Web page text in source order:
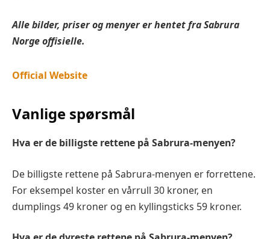
Alle bilder, priser og menyer er hentet fra Sabrura
Norge offisielle.
Official Website
Vanlige spørsmål
Hva er de billigste rettene på Sabrura-menyen?
De billigste rettene på Sabrura-menyen er forrettene.
For eksempel koster en vårrull 30 kroner, en
dumplings 49 kroner og en kyllingsticks 59 kroner.